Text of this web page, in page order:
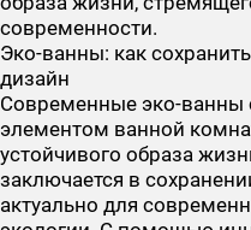
современности.
Эко-ванны: как
дизайн
Современные эко-ванны
элементом ванной
устойчивого образа
заключается в
актуально для